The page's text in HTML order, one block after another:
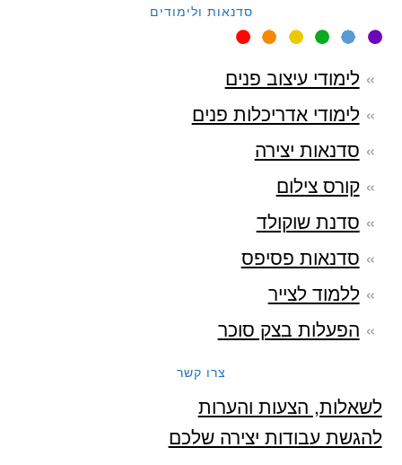
סדנאות ולימודים
לימודי עיצוב פנים
לימודי אדריכלות פנים
סדנאות יצירה
קורס צילום
סדנת שוקולד
סדנאות פסיפס
ללמוד לצייר
הפעלות בצק סוכר
צרו קשר
לשאלות, הצעות והערות
להגשת עבודות יצירה שלכם